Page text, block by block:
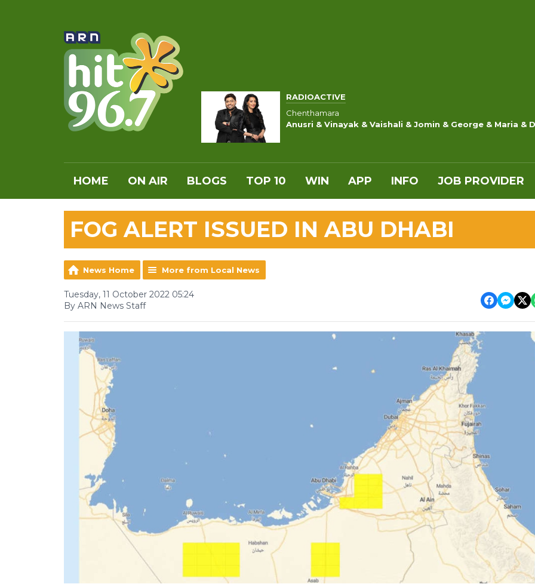
RADIOACTIVE
Chenthamara
Anusri & Vinayak & Vaishali & Jomin & George & Maria &
HOME ON AIR BLOGS TOP 10 WIN APP INFO JOB PROVIDER
FOG ALERT ISSUED IN ABU DHABI
News Home More from Local News
Tuesday, 11 October 2022 05:24
By ARN News Staff